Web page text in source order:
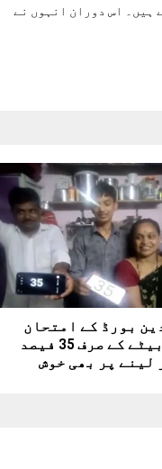
ہیں۔ اس دوران انہوں نے
بورڈ کے امتحان
میں بیٹے کے صرف 35 فیصد
لینے پر بھی خوش